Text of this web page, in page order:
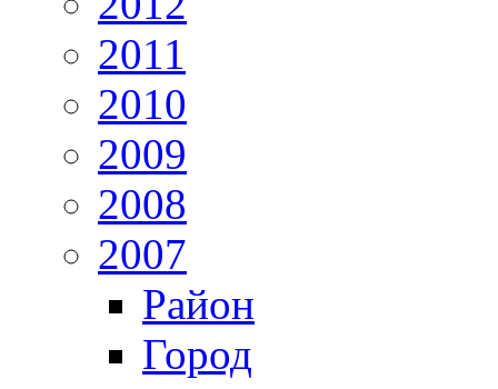
2011
2010
2009
2008
2007
Район
Город